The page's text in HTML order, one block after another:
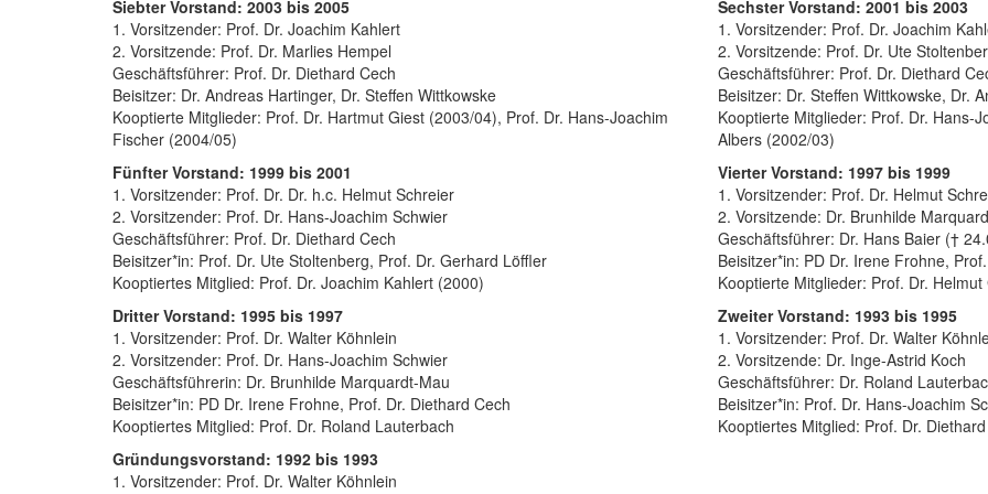
Siebter Vorstand: 2003 bis 2005
1. Vorsitzender: Prof. Dr. Joachim Kahlert
2. Vorsitzende: Prof. Dr. Marlies Hempel
Geschäftsführer: Prof. Dr. Diethard Cech
Beisitzer: Dr. Andreas Hartinger, Dr. Steffen Wittkowske
Kooptierte Mitglieder: Prof. Dr. Hartmut Giest (2003/04), Prof. Dr. Hans-Joachim
Fischer (2004/05)
Sechster Vorstand: 2001 bis 2003
1. Vorsitzender: Prof. Dr. Joachim
2. Vorsitzende: Prof. Dr. Ute
Geschäftsführer: Prof. Dr. Diethard
Beisitzer: Dr. Steffen Wittkowske, Dr.
Kooptierte Mitglieder: Prof. Dr. Hans-
Albers (2002/03)
Fünfter Vorstand: 1999 bis 2001
1. Vorsitzender: Prof. Dr. Dr. h.c. Helmut Schreier
2. Vorsitzender: Prof. Dr. Hans-Joachim Schwier
Geschäftsführer: Prof. Dr. Diethard Cech
Beisitzer*in: Prof. Dr. Ute Stoltenberg, Prof. Dr. Gerhard Löffler
Kooptiertes Mitglied: Prof. Dr. Joachim Kahlert (2000)
Vierter Vorstand: 1997 bis 1999
1. Vorsitzender: Prof. Dr. Helmut
2. Vorsitzende: Dr. Brunhilde
Geschäftsführer: Dr. Hans Baier (†
Beisitzer*in: PD Dr. Irene Frohne,
Kooptierte Mitglieder: Prof. Dr.
Dritter Vorstand: 1995 bis 1997
1. Vorsitzender: Prof. Dr. Walter Köhnlein
2. Vorsitzender: Prof. Dr. Hans-Joachim Schwier
Geschäftsführerin: Dr. Brunhilde Marquardt-Mau
Beisitzer*in: PD Dr. Irene Frohne, Prof. Dr. Diethard Cech
Kooptiertes Mitglied: Prof. Dr. Roland Lauterbach
Zweiter Vorstand: 1993 bis 1995
1. Vorsitzender: Prof. Dr. Walter
2. Vorsitzende: Dr. Inge-Astrid Koch
Geschäftsführer: Dr. Roland
Beisitzer*in: Prof. Dr. Hans-Joachim
Kooptiertes Mitglied: Prof. Dr.
Gründungsvorstand: 1992 bis 1993
1. Vorsitzender: Prof. Dr. Walter Köhnlein